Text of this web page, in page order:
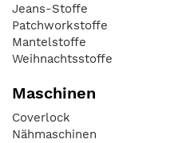
Jeans-Stoffe
Patchworkstoffe
Mantelstoffe
Weihnachtsstoffe
Maschinen
Coverlock
Nähmaschinen